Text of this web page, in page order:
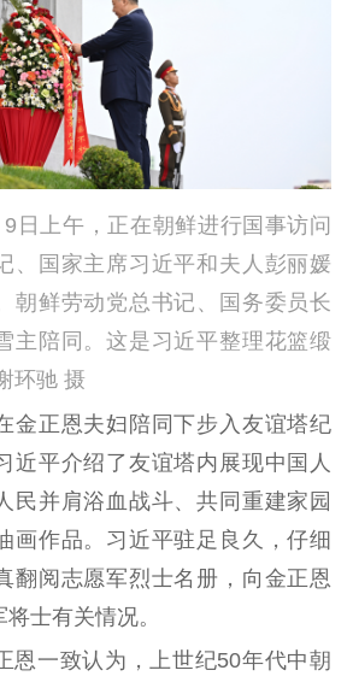
智库服务
管理平台
数字出版
审读服务
理论宣讲
共建共享平台
政工继续教育学
习平台
注册
业务申报系统
上午，正在朝鲜进行国事访问
、国家主席习近平和夫人彭丽媛
朝鲜劳动党总书记、国务委员长
主陪同。这是习近平整理花篮缎
环驰 摄
正恩夫妇陪同下步入友谊塔纪
近平介绍了友谊塔内展现中国人
民并肩浴血战斗、共同重建家园
画作品。习近平驻足良久，仔细
翻阅志愿军烈士名册，向金正恩
士有关情况。
一致认为，上世纪50年代中朝